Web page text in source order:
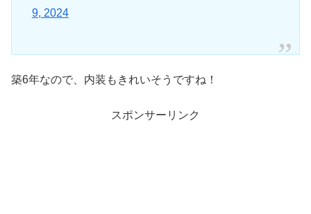
9, 2024
築6年なので、内装もきれいそうですね！
スポンサーリンク